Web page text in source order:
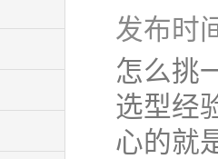
发布时
怎么挑
选型经
心的就